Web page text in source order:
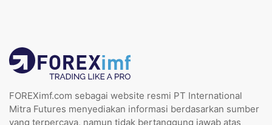
FOREXimf.com sebagai website resmi PT International
Mitra Futures menyediakan informasi berdasarkan sumber
yang terpercaya, namun tidak bertanggung jawab atas